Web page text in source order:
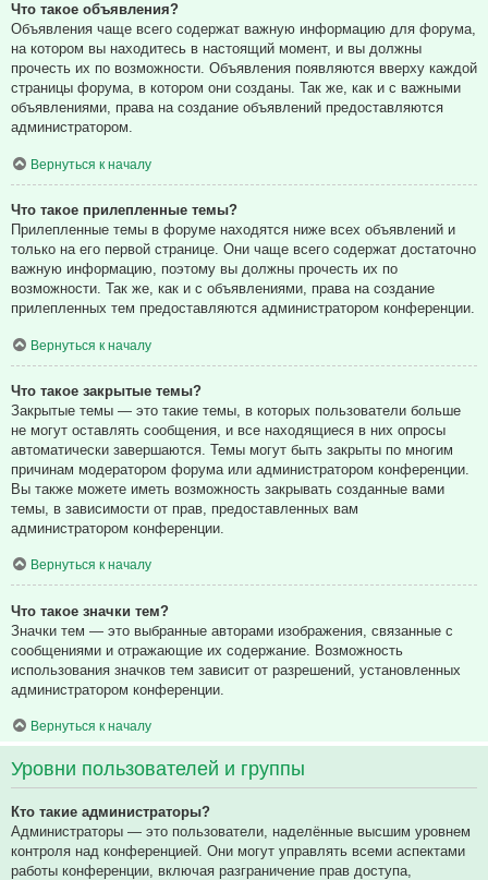
Что такое объявления?
Объявления чаще всего содержат важную информацию для форума,
на котором вы находитесь в настоящий момент, и вы должны
прочесть их по возможности. Объявления появляются вверху каждой
страницы форума, в котором они созданы. Так же, как и с важными
объявлениями, права на создание объявлений предоставляются
администратором.
Вернуться к началу
Что такое прилепленные темы?
Прилепленные темы в форуме находятся ниже всех объявлений и
только на его первой странице. Они чаще всего содержат достаточно
важную информацию, поэтому вы должны прочесть их по
возможности. Так же, как и с объявлениями, права на создание
прилепленных тем предоставляются администратором конференции.
Вернуться к началу
Что такое закрытые темы?
Закрытые темы — это такие темы, в которых пользователи больше
не могут оставлять сообщения, и все находящиеся в них опросы
автоматически завершаются. Темы могут быть закрыты по многим
причинам модератором форума или администратором конференции.
Вы также можете иметь возможность закрывать созданные вами
темы, в зависимости от прав, предоставленных вам
администратором конференции.
Вернуться к началу
Что такое значки тем?
Значки тем — это выбранные авторами изображения, связанные с
сообщениями и отражающие их содержание. Возможность
использования значков тем зависит от разрешений, установленных
администратором конференции.
Вернуться к началу
Уровни пользователей и группы
Кто такие администраторы?
Администраторы — это пользователи, наделённые высшим уровнем
контроля над конференцией. Они могут управлять всеми аспектами
работы конференции, включая разграничение прав доступа,